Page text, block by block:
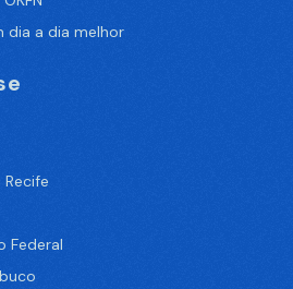
dia a dia melhor
Federal